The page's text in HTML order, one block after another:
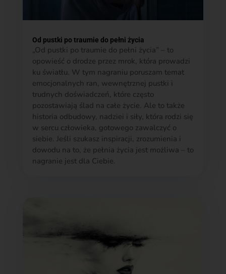
Od pustki po traumie do pełni życia
„Od pustki po traumie do pełni życia” – to
opowieść o drodze przez mrok, która prowadzi
ku światłu. W tym nagraniu poruszam temat
emocjonalnych ran, wewnętrznej pustki i
trudnych doświadczeń, które często
pozostawiają ślad na całe życie. Ale to także
historia odbudowy, nadziei i siły, która rodzi się
w sercu człowieka, gotowego zawalczyć o
siebie. Jeśli szukasz inspiracji, zrozumienia i
dowodu na to, że pełnia życia jest możliwa – to
nagranie jest dla Ciebie.